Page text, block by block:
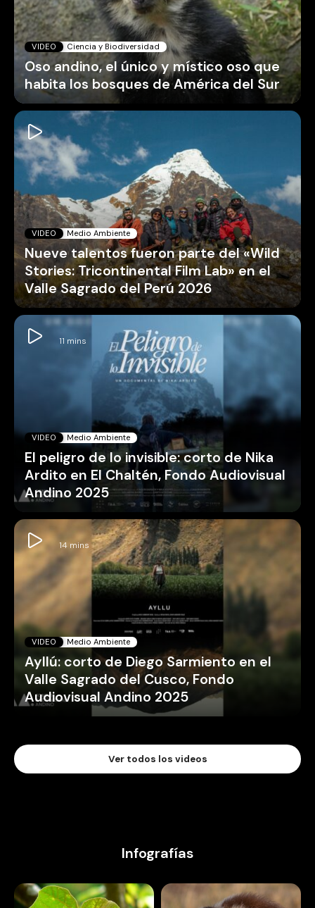
VIDEO Ciencia y Biodiversidad
Oso andino, el único y místico oso que
habita los bosques de América del Sur
VIDEO Medio Ambiente
Nueve talentos fueron parte del «Wild
Stories: Tricontinental Film Lab» en el
Valle Sagrado del Perú 2026
VIDEO Medio Ambiente
El peligro de lo invisible: corto de Nika
Ardito en El Chaltén, Fondo Audiovisual
Andino 2025
VIDEO Medio Ambiente
Ayllú: corto de Diego Sarmiento en el
Valle Sagrado del Cusco, Fondo
Audiovisual Andino 2025
Ver todos los videos
Infografías